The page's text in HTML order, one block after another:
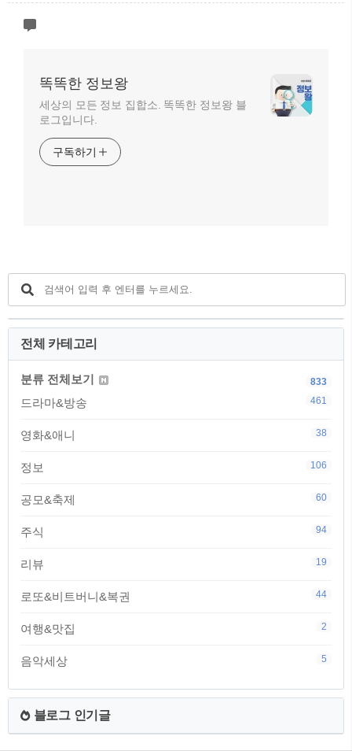
똑똑한 정보왕
세상의 모든 정보 집합소. 똑똑한 정보왕 블
로그입니다.
구독하기
전체 카테고리
분류 전체보기 833
드라마&방송 461
영화&애니 38
정보 106
공모&축제 60
주식 94
리뷰 19
로또&비트버니&복권 44
여행&맛집 2
음악세상 5
블로그 인기글